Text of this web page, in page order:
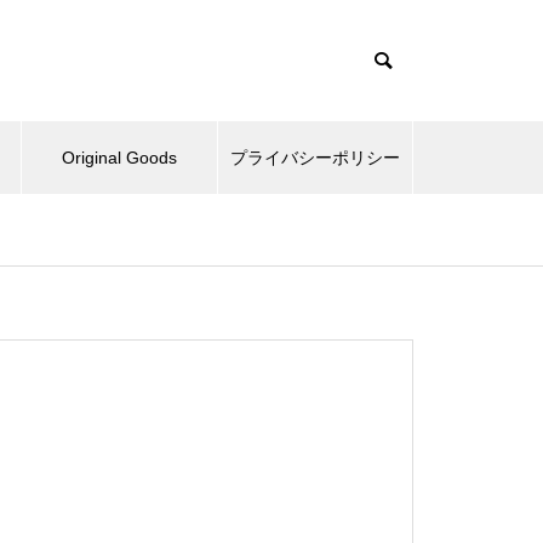
Original Goods プライバシーポリシー
たぬきとか、野球再開してみた